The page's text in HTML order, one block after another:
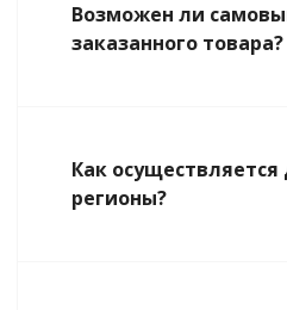
Возможен ли
заказанного товара?
Как осуществляется
регионы?